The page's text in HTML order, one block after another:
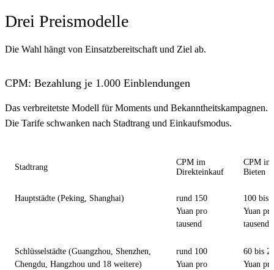
Drei Preismodelle
Die Wahl hängt von Einsatzbereitschaft und Ziel ab.
CPM: Bezahlung je 1.000 Einblendungen
Das verbreitetste Modell für Moments und Bekanntheitskampagnen.
Die Tarife schwanken nach Stadtrang und Einkaufsmodus.
Stadtrang
CPM im
Direkteinkauf
CPM im
Bieten
Hauptstädte (Peking, Shanghai)
rund 150
Yuan pro
tausend
100 bis
Yuan pro
tausend
Schlüsselstädte (Guangzhou, Shenzhen,
Chengdu, Hangzhou und 18 weitere)
rund 100
Yuan pro
60 bis
Yuan pro